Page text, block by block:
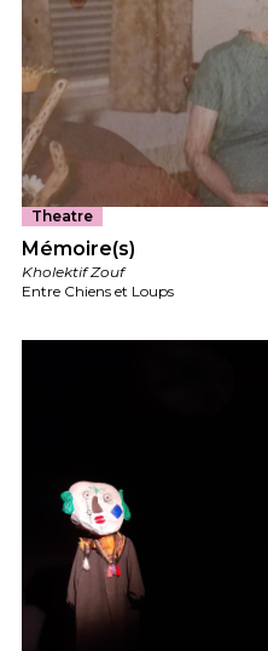
Theatre
Mémoire(s)
Kholektif Zouf
Entre Chiens et Loups